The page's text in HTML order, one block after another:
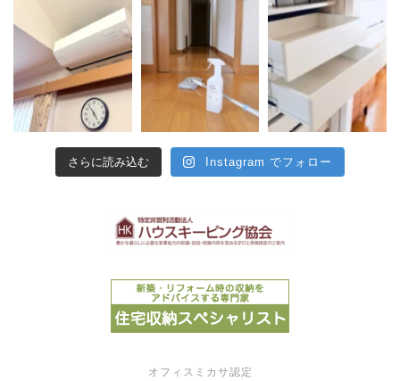
さらに読み込む Instagram でフォロー
オフィスミカサ認定